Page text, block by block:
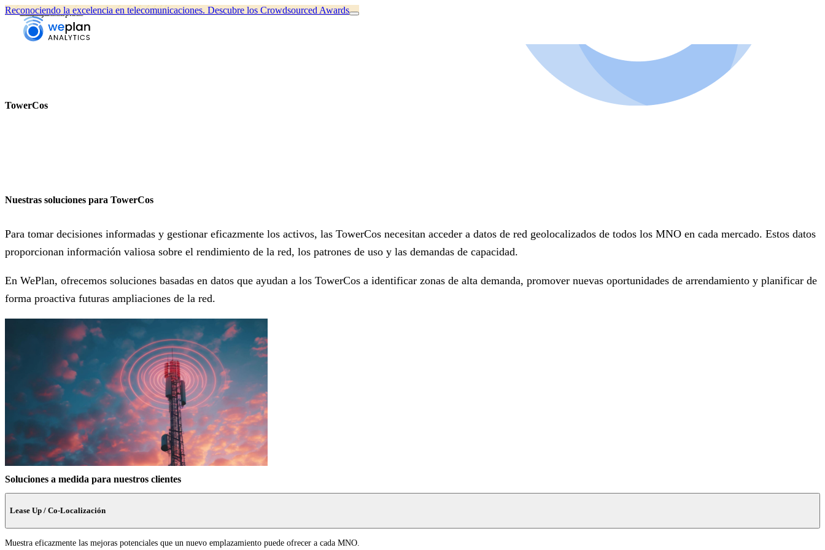
Reconociendo la excelencia en telecomunicaciones. Descubre los Crowdsourced Awards
TowerCos
Nuestras soluciones para TowerCos
Para tomar decisiones informadas y gestionar eficazmente los activos, las TowerCos necesitan acceder a datos de red geolocalizados de todos los MNO en cada mercado. Estos datos
proporcionan información valiosa sobre el rendimiento de la red, los patrones de uso y las demandas de capacidad.
En WePlan, ofrecemos soluciones basadas en datos que ayudan a los TowerCos a identificar zonas de alta demanda, promover nuevas oportunidades de arrendamiento y planificar de
forma proactiva futuras ampliaciones de la red.
Soluciones a medida para nuestros clientes
Lease Up / Co-Localización
Muestra eficazmente las mejoras potenciales que un nuevo emplazamiento puede ofrecer a cada MNO.
Nombre completo *
Correo electrónico *
Teléfono
Empresa
Mensaje